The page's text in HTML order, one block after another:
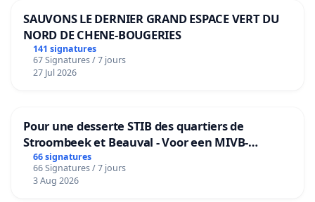
SAUVONS LE DERNIER GRAND ESPACE VERT DU
NORD DE CHENE-BOUGERIES
141 signatures
67 Signatures / 7 jours
27 Jul 2026
Pour une desserte STIB des quartiers de
Stroombeek et Beauval - Voor een MIVB-
bediening van de wijken Strombeek en Het
Voor
66 signatures
66 Signatures / 7 jours
3 Aug 2026